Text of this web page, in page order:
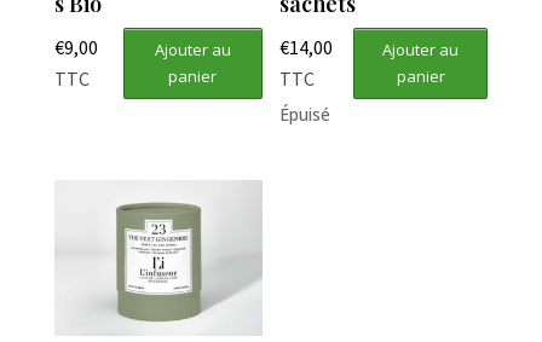
€9,00
TTC
Ajouter au
panier
€14,00
TTC
Ajouter au
panier
Épuisé